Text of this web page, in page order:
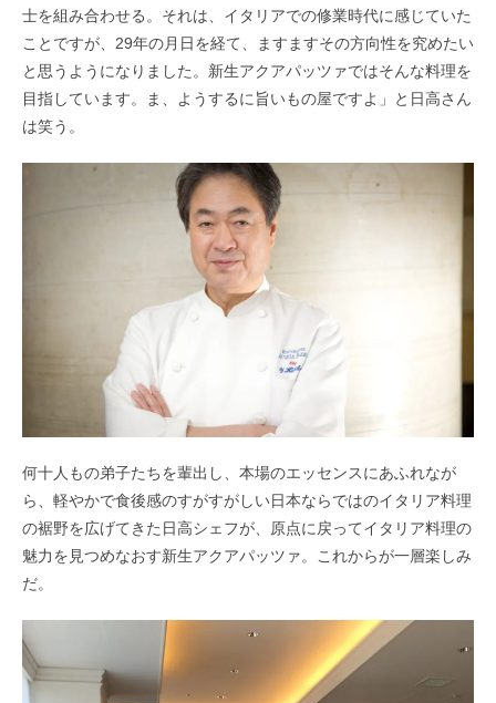
士を組み合わせる。それは、イタリアでの修業時代に感じていた
ことですが、29年の月日を経て、ますますその方向性を究めたい
と思うようになりました。新生アクアパッツァではそんな料理を
目指しています。ま、ようするに旨いもの屋ですよ」と日高さん
は笑う。
何十人もの弟子たちを輩出し、本場のエッセンスにあふれなが
ら、軽やかで食後感のすがすがしい日本ならではのイタリア料理
の裾野を広げてきた日高シェフが、原点に戻ってイタリア料理の
魅力を見つめなおす新生アクアパッツァ。これからが一層楽しみ
だ。